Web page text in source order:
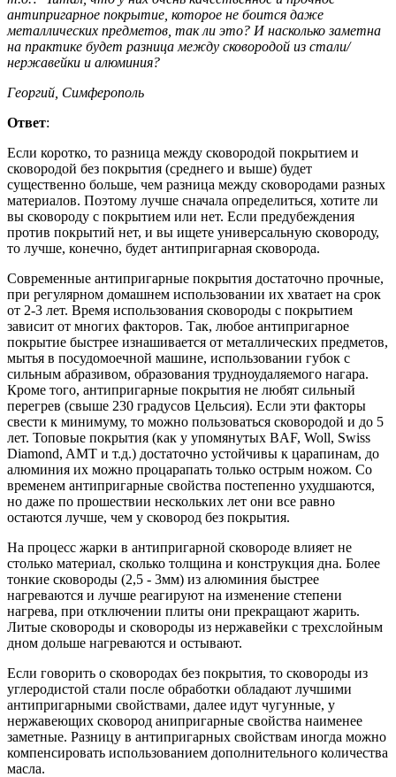
антипригарное покрытие, которое не боится даже
металлических предметов, так ли это? И насколько заметна
на практике будет разница между сковородой из стали/
нержавейки и алюминия?
Георгий, Симферополь
Ответ:
Если коротко, то разница между сковородой покрытием и
сковородой без покрытия (среднего и выше) будет
существенно больше, чем разница между сковородами разных
материалов. Поэтому лучше сначала определиться, хотите ли
вы сковороду с покрытием или нет. Если предубеждения
против покрытий нет, и вы ищете универсальную сковороду,
то лучше, конечно, будет антипригарная сковорода.
Современные антипригарные покрытия достаточно прочные,
при регулярном домашнем использовании их хватает на срок
от 2-3 лет. Время использования сковороды с покрытием
зависит от многих факторов. Так, любое антипригарное
покрытие быстрее изнашивается от металлических предметов,
мытья в посудомоечной машине, использовании губок с
сильным абразивом, образования трудноудаляемого нагара.
Кроме того, антипригарные покрытия не любят сильный
перегрев (свыше 230 градусов Цельсия). Если эти факторы
свести к минимуму, то можно пользоваться сковородой и до 5
лет. Топовые покрытия (как у упомянутых BAF, Woll, Swiss
Diamond, AMT и т.д.) достаточно устойчивы к царапинам, до
алюминия их можно процарапать только острым ножом. Со
временем антипригарные свойства постепенно ухудшаются,
но даже по прошествии нескольких лет они все равно
остаются лучше, чем у сковород без покрытия.
На процесс жарки в антипригарной сковороде влияет не
столько материал, сколько толщина и конструкция дна. Более
тонкие сковороды (2,5 - 3мм) из алюминия быстрее
нагреваются и лучше реагируют на изменение степени
нагрева, при отключении плиты они прекращают жарить.
Литые сковороды и сковороды из нержавейки с трехслойным
дном дольше нагреваются и остывают.
Если говорить о сковородах без покрытия, то сковороды из
углеродистой стали после обработки обладают лучшими
антипригарными свойствами, далее идут чугунные, у
нержавеющих сковород анипригарные свойства наименее
заметные. Разницу в антипригарных свойствам иногда можно
компенсировать использованием дополнительного количества
масла.